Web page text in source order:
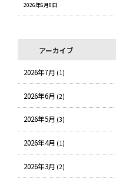
2026年6月8日
アーカイブ
2026年7月 (1)
2026年6月 (2)
2026年5月 (3)
2026年4月 (1)
2026年3月 (2)